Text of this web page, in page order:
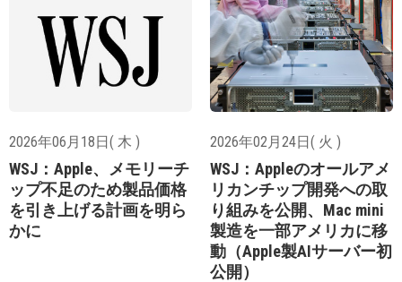
2026年06月18日( 木 )
WSJ：Apple、メモリーチ
ップ不足のため製品価格
を引き上げる計画を明ら
かに
2026年02月24日( 火 )
WSJ：Appleのオールアメ
リカンチップ開発への取
り組みを公開、Mac mini
製造を一部アメリカに移
動（Apple製AIサーバー初
公開）